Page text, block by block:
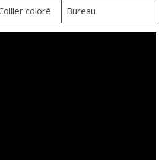
coloré Bureau